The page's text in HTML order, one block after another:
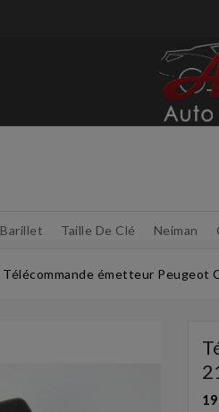
Barillet Taille De Clé Neiman
Télécommande émetteur Peugeot